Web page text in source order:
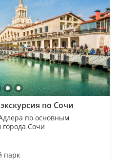
по Сочи
по основным
города Сочи
парк